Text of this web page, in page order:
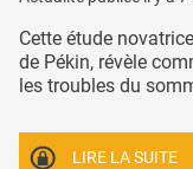
Cette étude
de Pékin, révèle
les troubles du
LIRE LA SUITE